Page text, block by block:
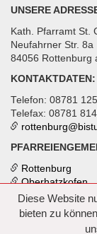
Diese Website
bieten zu
UNSERE
Kath. Pfarramt St.
Neufahrner Str. 8a
84056 Rottenburg
KONTAKTDATEN:
Telefon: 08781
Telefax: 08781
rottenburg@
Rottenburg
Oberhatzkofen
Inkofen